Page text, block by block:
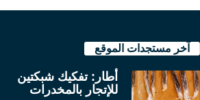
آخر مستجدات الموقع
أطار: تفكيك شبكتين
للإتجار بالمخدرات